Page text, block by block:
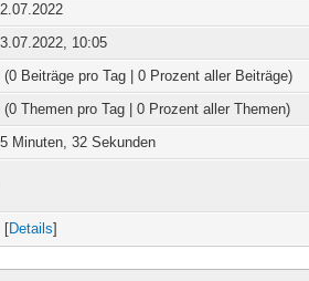
10:05
(0 Beiträge pro Tag | 0 Prozent aller Beiträge)
(0 Themen pro Tag | 0 Prozent aller Themen)
Minuten, 32 Sekunden
[Details]